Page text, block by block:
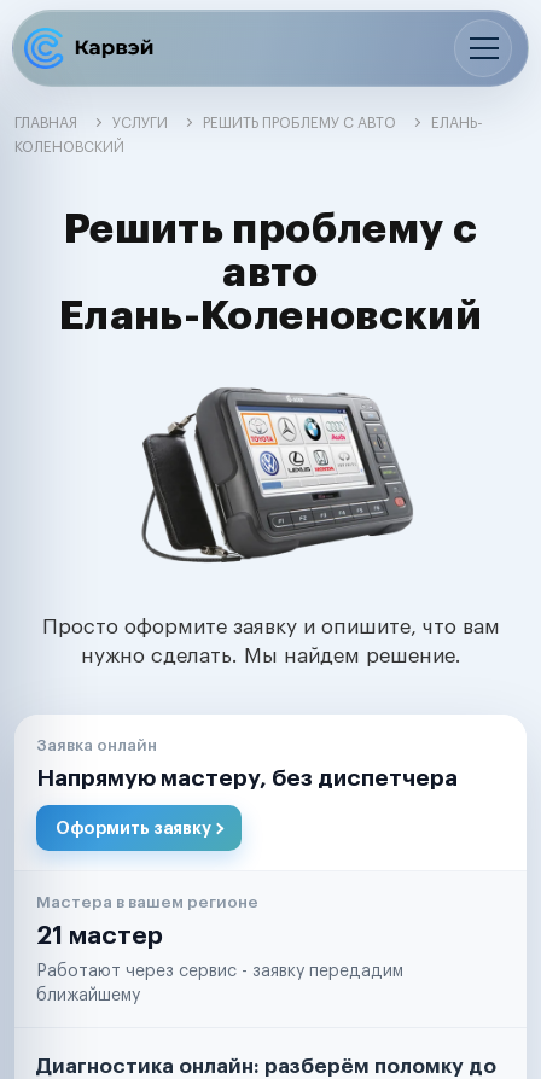
ГЛАВНАЯ УСЛУГИ РЕШИТЬ ПРОБЛЕМУ С АВТО
ЕЛАНЬ-
КОЛЕНОВСКИЙ
Решить проблему с
авто
Елань-Коленовский
Просто оформите заявку и опишите, что вам
нужно сделать. Мы найдем решение.
Заявка онлайн
Напрямую мастеру, без диспетчера
Оформить заявку
Мастера в вашем регионе
21 мастер
Работают через сервис - заявку передадим
ближайшему
Диагностика онлайн: разберём поломку до